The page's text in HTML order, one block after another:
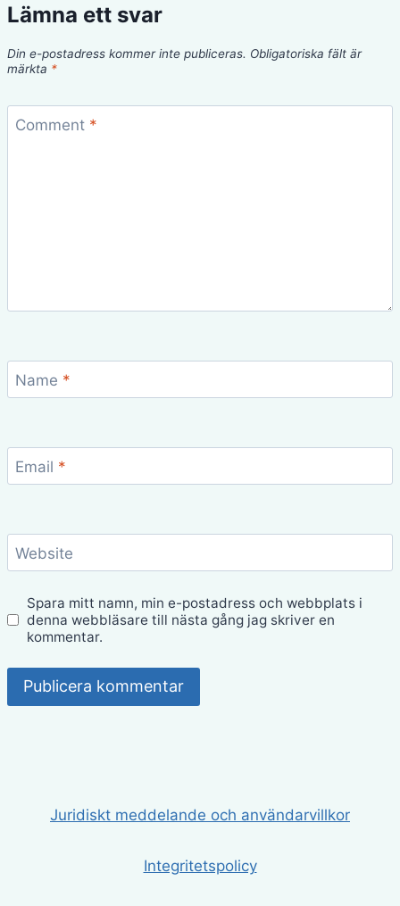
Lämna ett svar
Din e-postadress kommer inte publiceras. Obligatoriska fält är
märkta *
Comment *
Name *
Email *
Website
Spara mitt namn, min e-postadress och webbplats i
denna webbläsare till nästa gång jag skriver en
kommentar.
Juridiskt meddelande och användarvillkor
Integritetspolicy